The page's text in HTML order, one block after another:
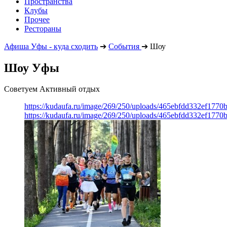
Клубы
Прочее
Рестораны
Афиша Уфы - куда сходить ➔ События ➔ Шоу
Шоу Уфы
Советуем Активный отдых
https://kudaufa.ru/image/269/250/uploads/
https://kudaufa.ru/image/269/250/uploads/